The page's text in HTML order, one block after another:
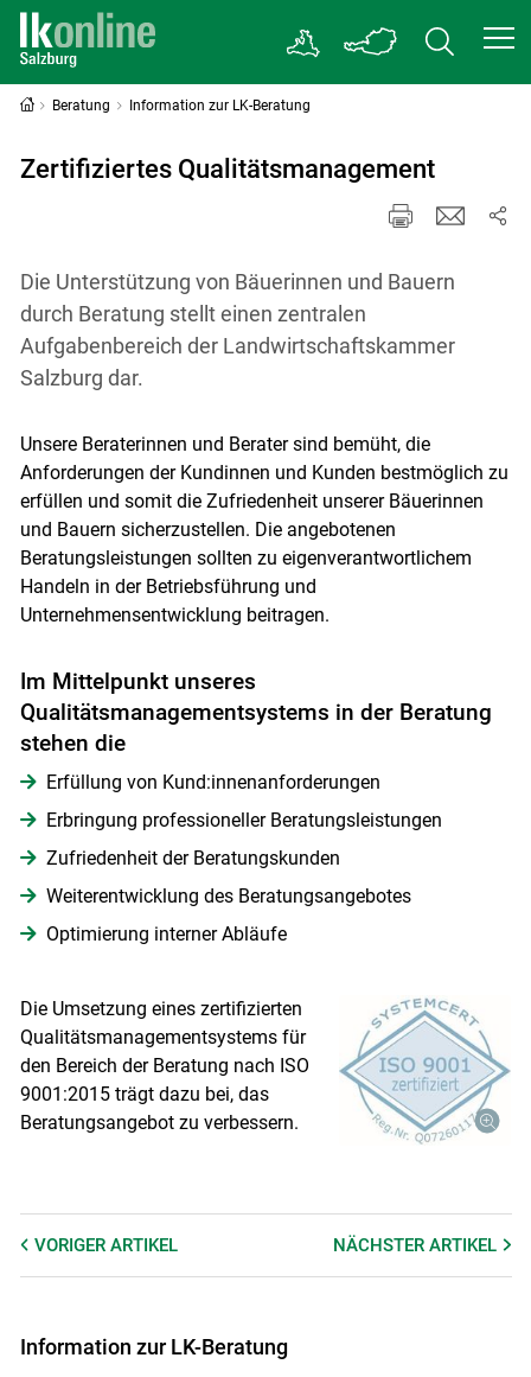
Skip to main content
Beratung Information zur LK-Beratung
Zertifiziertes Qualitätsmanagement
Die Unterstützung von Bäuerinnen und Bauern
durch Beratung stellt einen zentralen
Aufgabenbereich der Landwirtschaftskammer
Salzburg dar.
Unsere Beraterinnen und Berater sind bemüht, die
Anforderungen der Kundinnen und Kunden bestmöglich zu
erfüllen und somit die Zufriedenheit unserer Bäuerinnen
und Bauern sicherzustellen. Die angebotenen
Beratungsleistungen sollten zu eigenverantwortlichem
Handeln in der Betriebsführung und
Unternehmensentwicklung beitragen.
Im Mittelpunkt unseres
Qualitätsmanagementsystems in der Beratung
stehen die
Erfüllung von Kund:innenanforderungen
Erbringung professioneller Beratungsleistungen
Zufriedenheit der Beratungskunden
Weiterentwicklung des Beratungsangebotes
Optimierung interner Abläufe
Die Umsetzung eines zertifizierten
Qualitätsmanagementsystems für
den Bereich der Beratung nach ISO
9001:2015 trägt dazu bei, das
Beratungsangebot zu verbessern.
VORIGER ARTIKEL NÄCHSTERARTIKEL
Information zur LK-Beratung